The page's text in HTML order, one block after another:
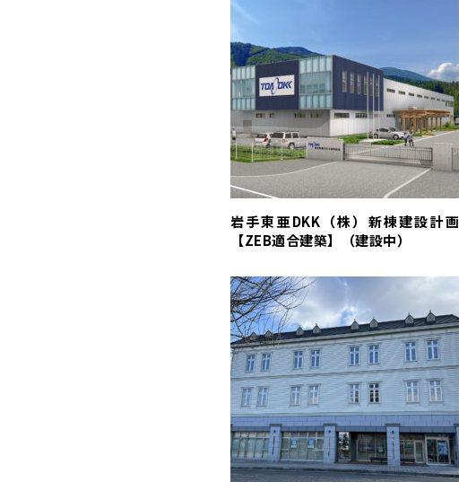
岩手東亜DKK（株）新棟建設計画
【ZEB適合建築】（建設中）